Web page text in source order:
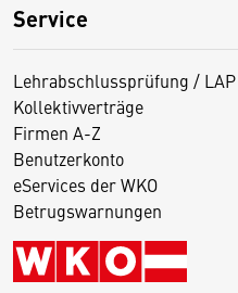
Service
Lehrabschlussprüfung / LAP
Kollektivverträge
Firmen A-Z
Benutzerkonto
eServices der WKO
Betrugswarnungen